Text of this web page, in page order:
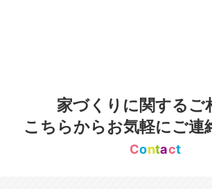
家づくりに関するご
こちらからお気軽にご連
Contact